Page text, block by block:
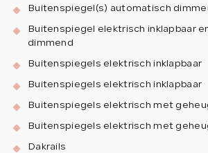
Buitenspiegel(s) automatisch
Buitenspiegel elektrisch inklapbaar
dimmend
Buitenspiegels elektrisch inklapbaar
Buitenspiegels elektrisch inklapbaar
Buitenspiegels elektrisch met
Buitenspiegels elektrisch met
Dakrails